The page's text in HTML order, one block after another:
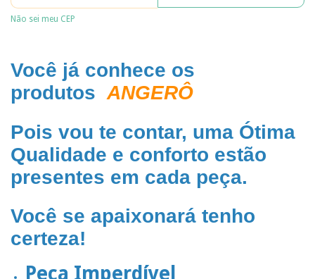
Não sei meu CEP
Você já conhece os
produtosANGERÔ
Pois vou te contar, uma Ótima
Qualidade e conforto estão
presentes em cada peça.
Você se apaixonará tenho
certeza!
Peça Imperdível